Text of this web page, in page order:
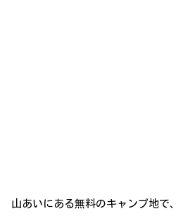
山あいにある無料のキャンプ地で、